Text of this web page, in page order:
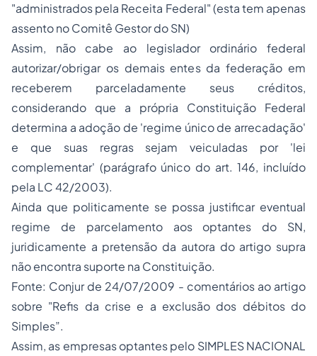
"administrados pela Receita Federal" (esta tem apenas
assento no Comitê Gestor do SN)
Assim, não cabe ao legislador ordinário federal
autorizar/obrigar os demais entes da federação em
receberem parceladamente seus créditos,
considerando que a própria Constituição Federal
determina a adoção de 'regime único de arrecadação'
e que suas regras sejam veiculadas por 'lei
complementar' (parágrafo único do art. 146, incluído
pela LC 42/2003).
Ainda que politicamente se possa justificar eventual
regime de parcelamento aos optantes do SN,
juridicamente a pretensão da autora do artigo supra
não encontra suporte na Constituição.
Fonte: Conjur de 24/07/2009 - comentários ao artigo
sobre "Refis da crise e a exclusão dos débitos do
Simples”.
Assim, as empresas optantes pelo SIMPLES NACIONAL